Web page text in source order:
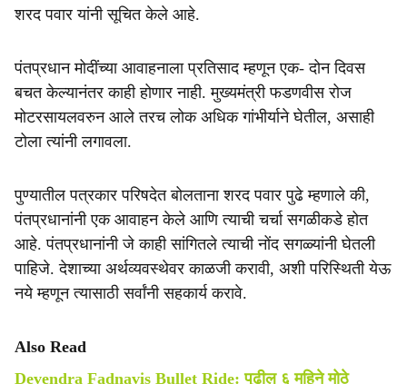
शरद पवार यांनी सूचित केले आहे.
पंतप्रधान मोदींच्या आवाहनाला प्रतिसाद म्हणून एक- दोन दिवस
बचत केल्यानंतर काही होणार नाही. मुख्यमंत्री फडणवीस रोज
मोटरसायलवरुन आले तरच लोक अधिक गांभीर्याने घेतील, असाही
टोला त्यांनी लगावला.
पुण्यातील पत्रकार परिषदेत बोलताना शरद पवार पुढे म्हणाले की,
पंतप्रधानांनी एक आवाहन केले आणि त्याची चर्चा सगळीकडे होत
आहे. पंतप्रधानांनी जे काही सांगितले त्याची नोंद सगळ्यांनी घेतली
पाहिजे. देशाच्या अर्थव्यवस्थेवर काळजी करावी, अशी परिस्थिती येऊ
नये म्हणून त्यासाठी सर्वांनी सहकार्य करावे.
Also Read
Devendra Fadnavis Bullet Ride: पुढील ६ महिने मोठे